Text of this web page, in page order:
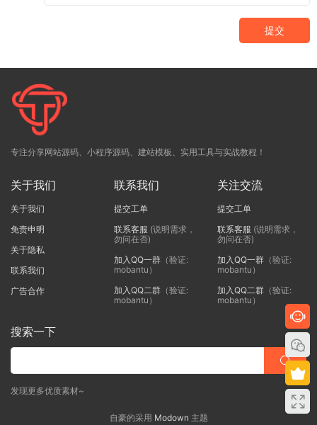
提交
专注分享网站源码、小程序源码、建站模板、实用工具与实战教程！
关于我们
关于我们
免责申明
关于隐私
联系我们
广告合作
联系我们
提交工单
联系客服 (说明需求，
勿问在否)
加入QQ一群（验证:
mobantu）
加入QQ二群（验证:
mobantu）
关注交流
提交工单
联系客服 (说明需求，
勿问在否)
加入QQ一群（验证:
mobantu）
加入QQ二群（验证:
mobantu）
搜索一下
发现更多优质素材~
自豪的采用 Modown 主题